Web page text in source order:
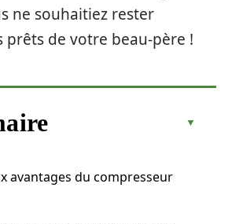
ne souhaitiez rester
prêts de votre beau-père !
avantages du compresseur